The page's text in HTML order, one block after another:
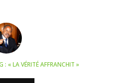
: « LA VÉRITÉ AFFRANCHIT »